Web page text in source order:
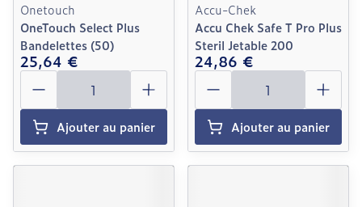
Onetouch
OneTouch Select Plus
Bandelettes (50)
25,64 €
Quantité
Ajouter au panier
Accu-Chek
Accu Chek Safe T Pro Plus
Steril Jetable 200
24,86 €
Quantité
Ajouter au panier